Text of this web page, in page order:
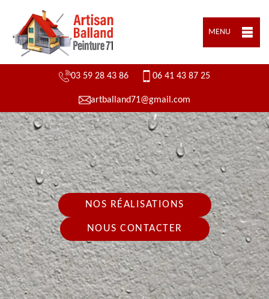
MENU
03 59 28 43 86 06 41 43 87 25
artballand71@gmail.com
NOS RÉALISATIONS
NOUS CONTACTER